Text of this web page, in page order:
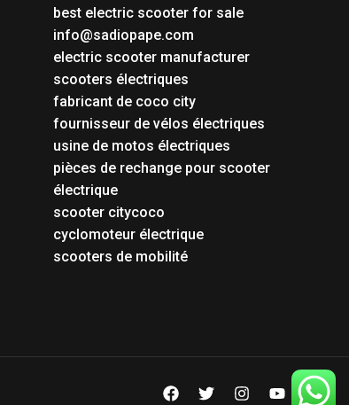
best electric scooter for sale
info@sadiopape.com
electric scooter manufacturer
scooters électriques
fabricant de coco city
fournisseur de vélos électriques
usine de motos électriques
pièces de rechange pour scooter
électrique
scooter citycoco
cyclomoteur électrique
scooters de mobilité